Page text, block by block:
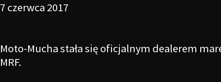
7 czerwca 2017
Moto-Mucha stała się oficjalnym dealerem
MRF.